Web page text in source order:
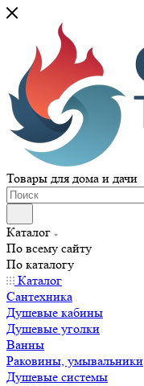
Товары для дома и дачи
Каталог
По всему сайту
По каталогу
Каталог
Сантехника
Душевые кабины
Душевые уголки
Ванны
Раковины, умывальники
Душевые системы